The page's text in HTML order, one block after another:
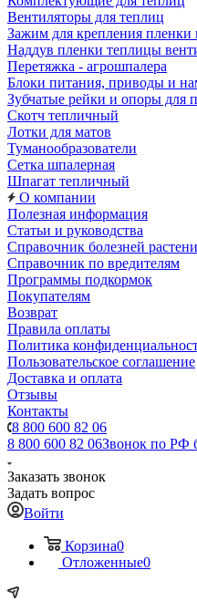
Вентиляторы для теплиц
Зажим для крепления пленки
Наддув пленки теплицы
Перетяжка - агрошпалера
Блоки питания, приводы и
Зубчатые рейки и опоры для
Скотч тепличный
Лотки для матов
Туманообразователи
Сетка шпалерная
Шпагат тепличный
О компании
Полезная информация
Статьи и руководства
Справочник болезней
Справочник по вредителям
Программы подкормок
Покупателям
Возврат
Правила оплаты
Политика
Пользовательское соглашение
Доставка и оплата
Отзывы
Контакты
8 800 600 82 06
8 800 600 82 06Звонок по РФ
Заказать звонок
Задать вопрос
Войти
Корзина0
Отложенные0